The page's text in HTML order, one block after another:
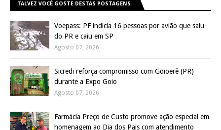
TALVEZ VOCÊ GOSTE DESTAS POSTAGENS
Voepass: PF indicia 16 pessoas por avião que saiu
do PR e caiu em SP
Agosto 07, 2026
Sicredi reforça compromisso com Goioerê (PR)
durante a Expo Goio
Agosto 07, 2026
Farmácia Preço de Custo promove ação especial em
homenagem ao Dia dos Pais com atendimento